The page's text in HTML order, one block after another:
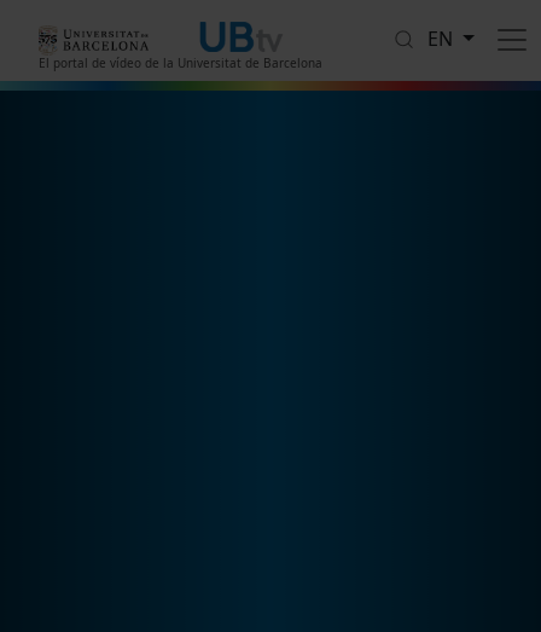
El portal de vídeo de la Universitat de Barcelona
EN